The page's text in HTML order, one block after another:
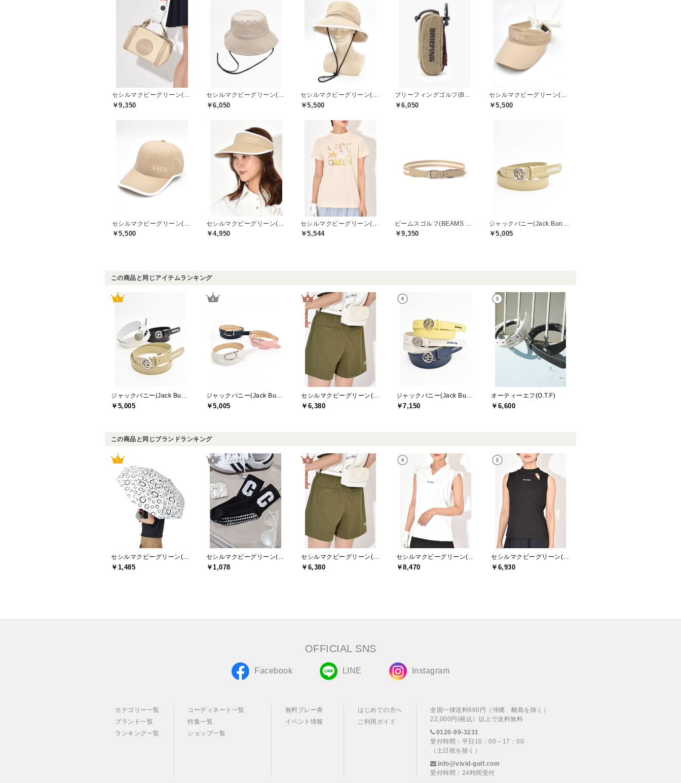
￥9,350 ￥6,050 ￥5,500 ￥6,050 ￥5,500
￥5,500 ￥4,950 ￥5,544 ￥9,350 ￥5,005
この商品と同じアイテムランキング
￥5,005 ￥5,005 ￥6,380 ￥7,150
オーティーエフ(O.T.F)
￥6,600
この商品と同じブランドランキング
￥1,485 ￥1,078 ￥6,380 ￥8,470 ￥6,930
OFFICIAL SNS
Facebook LINE Instagram
カテゴリー一覧
ブランド一覧
ランキング一覧
コーディネート一覧
特集一覧
ショップ一覧
無料プレー券
イベント情報
はじめての方へ
ご利用ガイド
全国一律送料660円（沖縄、離島を除く）
22,000円(税込）以上で送料無料
0120-99-3231
受付時間：平日10：00～17：00
（土日祝を除く）
info@vivid-golf.com
受付時間：24時間受付